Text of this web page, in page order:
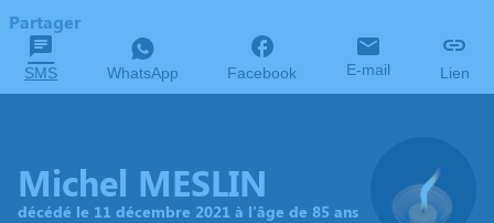
Partager
SMS WhatsApp Facebook E-mail Lien
Michel MESLIN
décédé le 11 décembre 2021 à l'âge de 85 ans